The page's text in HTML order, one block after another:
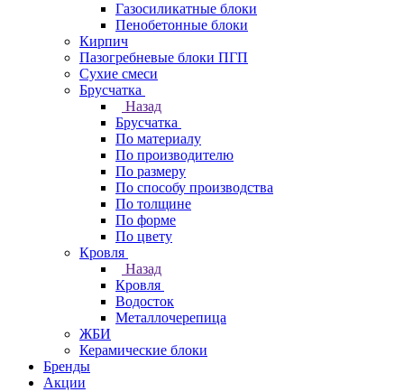
Газосиликатные блоки
Пенобетонные блоки
Кирпич
Пазогребневые блоки ПГП
Сухие смеси
Брусчатка
Назад
Брусчатка
По материалу
По производителю
По размеру
По способу производства
По толщине
По форме
По цвету
Кровля
Назад
Кровля
Водосток
Металлочерепица
ЖБИ
Керамические блоки
Бренды
Акции